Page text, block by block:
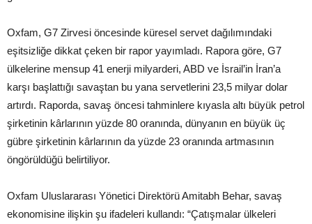
Oxfam, G7 Zirvesi öncesinde küresel servet dağılımındaki
eşitsizliğe dikkat çeken bir rapor yayımladı. Rapora göre, G7
ülkelerine mensup 41 enerji milyarderi, ABD ve İsrail’in İran’a
karşı başlattığı savaştan bu yana servetlerini 23,5 milyar dolar
artırdı. Raporda, savaş öncesi tahminlere kıyasla altı büyük petrol
şirketinin kârlarının yüzde 80 oranında, dünyanın en büyük üç
gübre şirketinin kârlarının da yüzde 23 oranında artmasının
öngörüldüğü belirtiliyor.
Oxfam Uluslararası Yönetici Direktörü Amitabh Behar, savaş
ekonomisine ilişkin şu ifadeleri kullandı: “Çatışmalar ülkeleri